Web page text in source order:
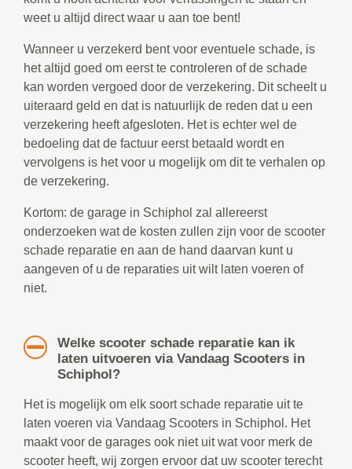
weet u altijd direct waar u aan toe bent!
Wanneer u verzekerd bent voor eventuele schade, is
het altijd goed om eerst te controleren of de schade
kan worden vergoed door de verzekering. Dit scheelt u
uiteraard geld en dat is natuurlijk de reden dat u een
verzekering heeft afgesloten. Het is echter wel de
bedoeling dat de factuur eerst betaald wordt en
vervolgens is het voor u mogelijk om dit te verhalen op
de verzekering.
Kortom: de garage in Schiphol zal allereerst
onderzoeken wat de kosten zullen zijn voor de scooter
schade reparatie en aan de hand daarvan kunt u
aangeven of u de reparaties uit wilt laten voeren of
niet.
Welke scooter schade reparatie kan ik
laten uitvoeren via Vandaag Scooters in
Schiphol?
Het is mogelijk om elk soort schade reparatie uit te
laten voeren via Vandaag Scooters in Schiphol. Het
maakt voor de garages ook niet uit wat voor merk de
scooter heeft, wij zorgen ervoor dat uw scooter terecht